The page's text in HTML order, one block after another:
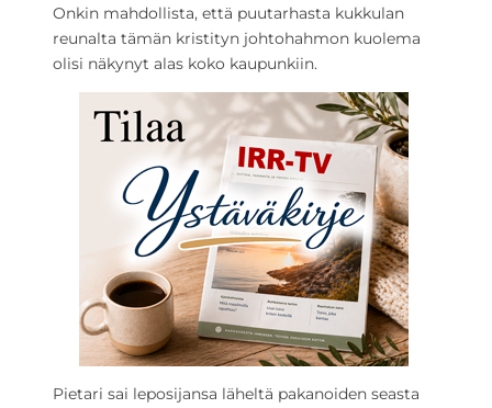
Onkin mahdollista, että puutarhasta kukkulan
reunalta tämän kristityn johtohahmon kuolema
olisi näkynyt alas koko kaupunkiin.
Pietari sai leposijansa läheltä pakanoiden seasta